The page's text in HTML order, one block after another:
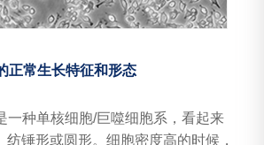
正常生长特征和形态
一种单核细胞/巨噬细胞系，看起来
纺锤形或圆形。细胞密度高的时候，